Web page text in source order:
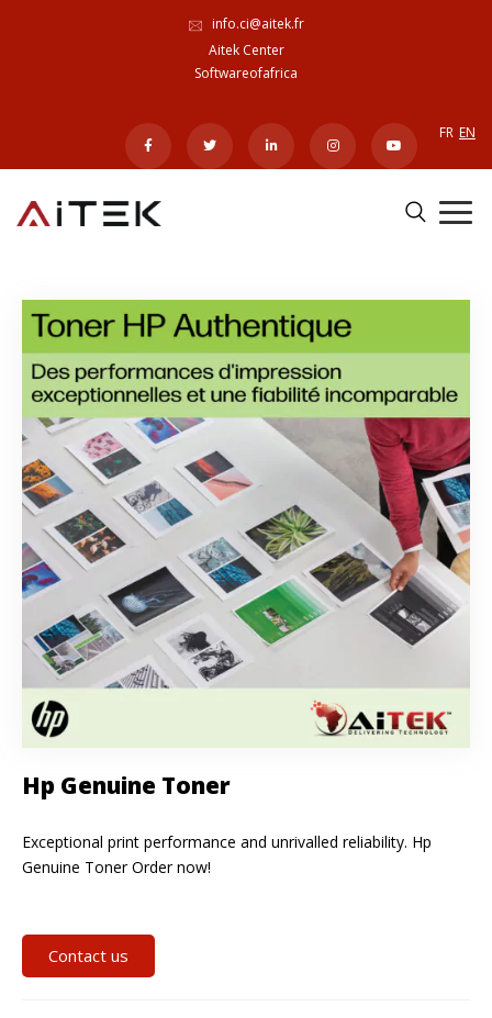
info.ci@aitek.fr
Aitek Center
Softwareofafrica
FR EN
Hp Genuine Toner
Exceptional print performance and unrivalled reliability. Hp
Genuine Toner Order now!
Contact us